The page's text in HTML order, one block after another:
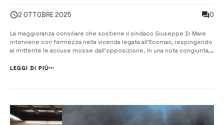
2 OTTOBRE 2025 0
La maggioranza consiliare che sostiene il sindaco Giuseppe Di Mare
interviene con fermezza nella vicenda legata all’Ecomac, respingendo
al mittente le accuse mosse dall’opposizione. In una nota congiunta, i
d’Italia), Corrado Amato (Forza Italia), Marco Stella (Nuova DC), Ma...
LEGGI DI PIÙ